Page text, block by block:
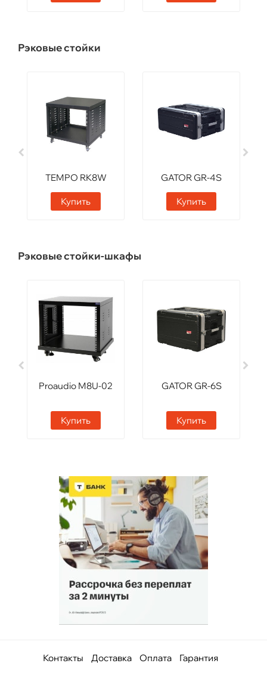
Рэковые стойки
TEMPO RK8W
Купить
GATOR GR-4S
Купить
Рэковые стойки-шкафы
Proaudio M8U-02
Купить
GATOR GR-6S
Купить
Контакты Доставка Оплата Гарантия